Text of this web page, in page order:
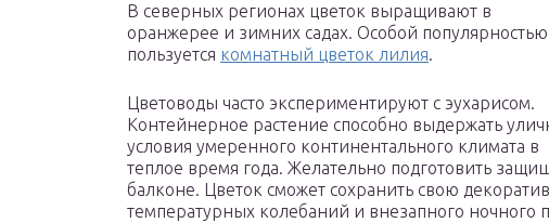
В северных регионах цветок выращивают в
оранжерее и зимних садах. Особой популярностью
пользуется комнатный цветок лилия.
Цветоводы часто экспериментируют с эухарисом.
Контейнерное растение способно выдержать
условия умеренного континентального климата в
теплое время года. Желательно подготовить
балконе. Цветок сможет сохранить свою
температурных колебаний и внезапного ночного